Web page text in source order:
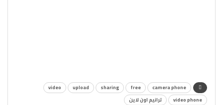
camera phone
free
sharing
upload
video
video phone
ترانيم اون لاين